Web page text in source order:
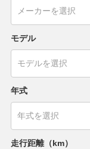
モデル
年式
走行距離（km）